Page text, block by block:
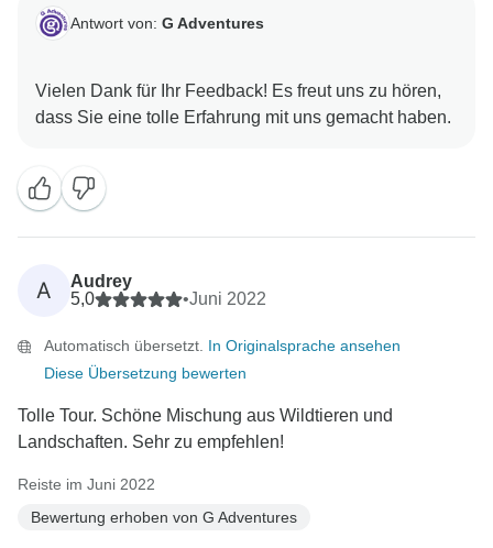
Antwort von: G Adventures
Vielen Dank für Ihr Feedback! Es freut uns zu hören,
A
Audrey
5,0
•Juni 2022
Automatisch übersetzt. In Originalsprache ansehen
Diese Übersetzung bewerten
Tolle Tour. Schöne Mischung aus Wildtieren und
Landschaften. Sehr zu empfehlen!
Reiste im Juni 2022
Bewertung erhoben von G Adventures